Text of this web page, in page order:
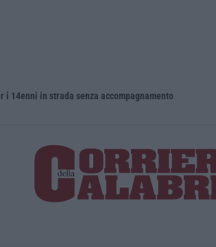
i 14enni in strada senza accompagnamento